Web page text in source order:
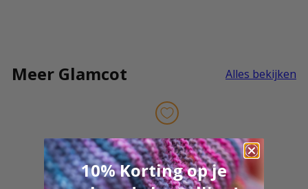
Meer Glamcot Alles bekijken
10% Korting op je